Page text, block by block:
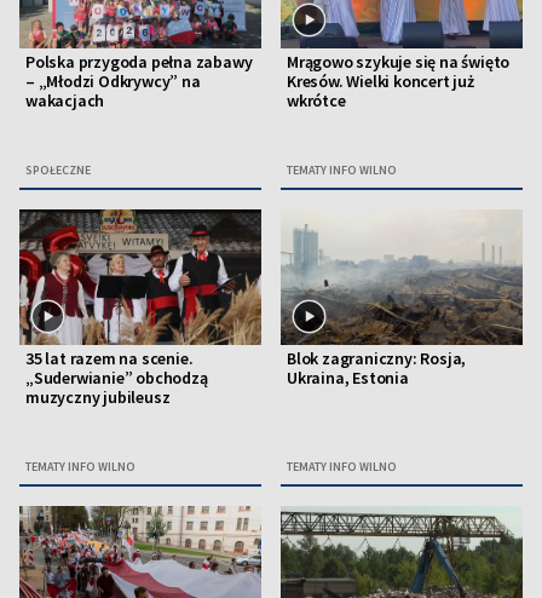
Polska przygoda pełna zabawy
– „Młodzi Odkrywcy” na
wakacjach
SPOŁECZNE
Mrągowo szykuje się na święto
Kresów. Wielki koncert już
wkrótce
TEMATY INFO WILNO
35 lat razem na scenie.
„Suderwianie” obchodzą
muzyczny jubileusz
TEMATY INFO WILNO
Blok zagraniczny: Rosja,
Ukraina, Estonia
TEMATY INFO WILNO